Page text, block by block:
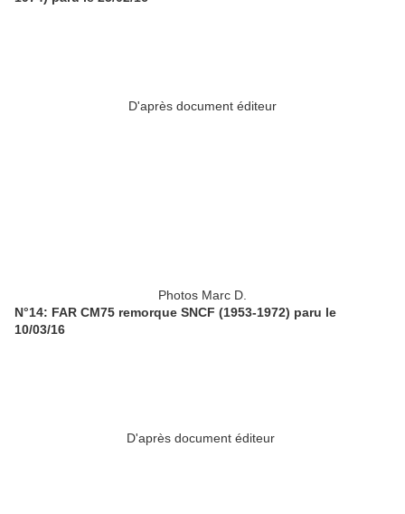
D'après document éditeur
Photos Marc D.
N°14: FAR CM75 remorque SNCF (1953-1972) paru le
10/03/16
D'après document éditeur